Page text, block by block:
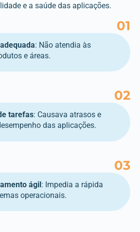
e a saúde das aplicações.
01
: Não atendia às
e áreas.
02
tarefas: Causava atrasos e
das aplicações.
03
ágil: Impedia a rápida
operacionais.